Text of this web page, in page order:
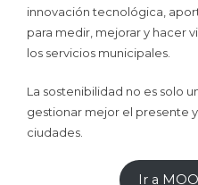
innovación tecnológica,
para medir, mejorar y hacer
los servicios municipales.
La sostenibilidad no es solo
gestionar mejor el presente
ciudades.
Ir a